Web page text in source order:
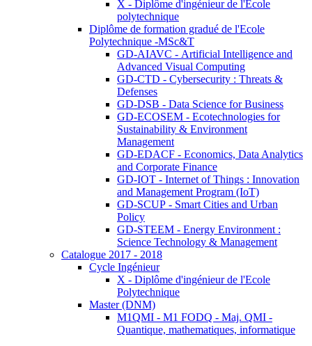
X - Diplôme d'ingénieur de l'Ecole
polytechnique
Diplôme de formation gradué de l'Ecole
Polytechnique -MSc&T
GD-AIAVC - Artificial Intelligence and
Advanced Visual Computing
GD-CTD - Cybersecurity : Threats &
Defenses
GD-DSB - Data Science for Business
GD-ECOSEM - Ecotechnologies for
Sustainability & Environment
Management
GD-EDACF - Economics, Data Analytics
and Corporate Finance
GD-IOT - Internet of Things : Innovation
and Management Program (IoT)
GD-SCUP - Smart Cities and Urban
Policy
GD-STEEM - Energy Environment :
Science Technology & Management
Catalogue 2017 - 2018
Cycle Ingénieur
X - Diplôme d'ingénieur de l'Ecole
Polytechnique
Master (DNM)
M1QMI - M1 FODQ - Maj. QMI -
Quantique, mathematiques, informatique